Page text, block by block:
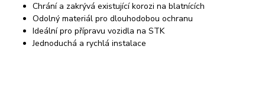
Chrání a zakrývá existující korozi na blatnících
Odolný materiál pro dlouhodobou ochranu
Ideální pro přípravu vozidla na STK
Jednoduchá a rychlá instalace